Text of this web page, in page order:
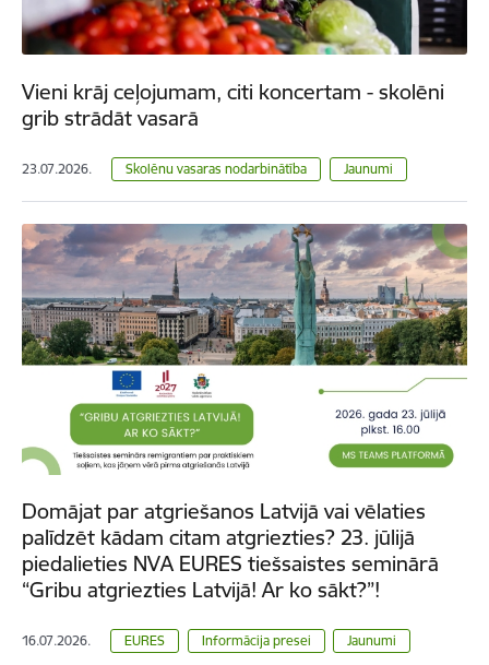
Vieni krāj ceļojumam, citi koncertam - skolēni
grib strādāt vasarā
23.07.2026. Skolēnu vasaras nodarbinātība Jaunumi
Domājat par atgriešanos Latvijā vai vēlaties
palīdzēt kādam citam atgriezties? 23. jūlijā
piedalieties NVA EURES tiešsaistes seminārā
“Gribu atgriezties Latvijā! Ar ko sākt?”!
16.07.2026. EURES Informācija presei Jaunumi